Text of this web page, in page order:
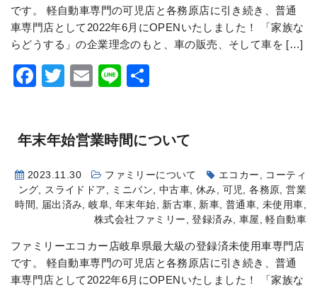
です。 軽自動車専門の可児店と各務原店に引き続き、普通
車専門店として2022年6月にOPENいたしました！ 「家族な
らどうする」の企業理念のもと、車の販売、そして車を […]
Facebook
Twitter
Email
Line
年末年始営業時間について
2023.11.30 ファミリーについて エコカー , コーティ
ング, スライドドア , ミニバン, 中古車, 休み , 可児,各務原,営業
時間 , 届出済み,岐阜, 年末年始, 新古車, 新車, 普通車, 未使用車,
株式会社ファミリー ,登録済み, 車屋 ,軽自動車
ファミリーエコカー店岐阜県最大級の登録済未使用車専門店
です。 軽自動車専門の可児店と各務原店に引き続き、普通
車専門店として2022年6月にOPENいたしました！ 「家族な